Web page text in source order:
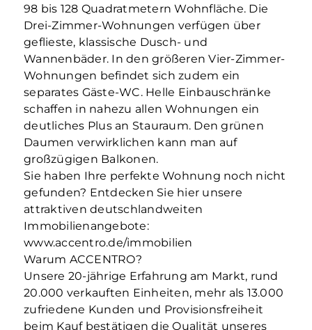
98 bis 128 Quadratmetern Wohnfläche. Die
Drei-Zimmer-Wohnungen verfügen über
geflieste, klassische Dusch- und
Wannenbäder. In den größeren Vier-Zimmer-
Wohnungen befindet sich zudem ein
separates Gäste-WC. Helle Einbauschränke
schaffen in nahezu allen Wohnungen ein
deutliches Plus an Stauraum. Den grünen
Daumen verwirklichen kann man auf
großzügigen Balkonen.
Sie haben Ihre perfekte Wohnung noch nicht
gefunden? Entdecken Sie hier unsere
attraktiven deutschlandweiten
Immobilienangebote:
www.accentro.de/immobilien
Warum ACCENTRO?
Unsere 20-jährige Erfahrung am Markt, rund
20.000 verkauften Einheiten, mehr als 13.000
zufriedene Kunden und Provisionsfreiheit
beim Kauf bestätigen die Qualität unseres